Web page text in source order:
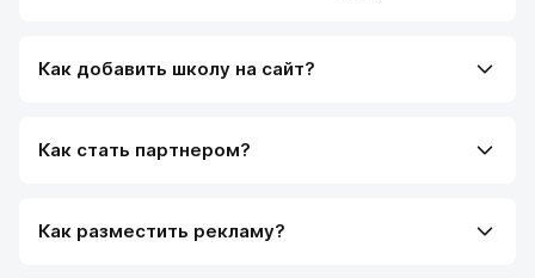
Как добавить школу на сайт?
Как стать партнером?
Как разместить рекламу?